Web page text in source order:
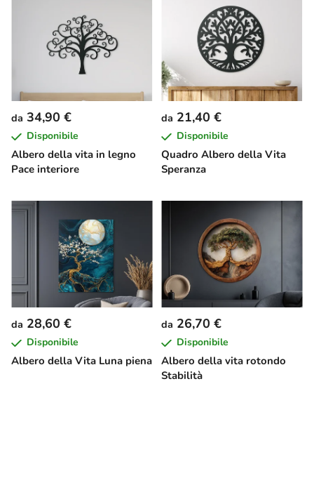
Albero della vita in legno
Pace interiore
da 34,90 €
Disponibile
Quadro Albero della Vita
Speranza
da 21,40 €
Disponibile
Albero della Vita Luna piena
da 28,60 €
Disponibile
Albero della vita rotondo
Stabilità
da 26,70 €
Disponibile